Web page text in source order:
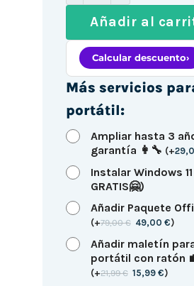
Añadir al
Más servicios
portátil:
Ampliar hasta 3
garantía 👩‍🔧 (+
Instalar Windows
GRATIS🤗)
Añadir Paquete
(+79,00€ 49,00€)
Añadir maletín
portátil con ratón
(+21,99€ 15,99€)